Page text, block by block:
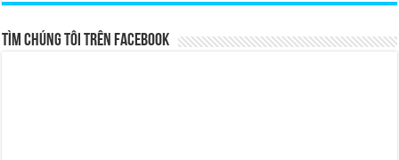
Tìm chúng tôi trên Facebook